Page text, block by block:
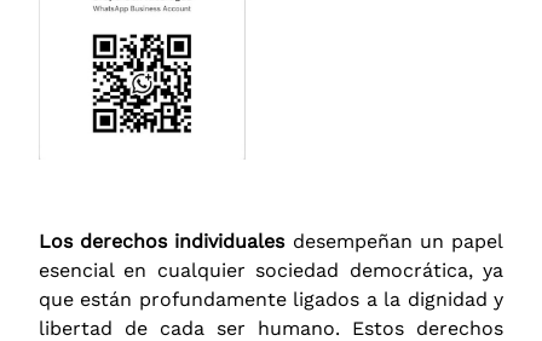
Los derechos individualesdesempeñan un papel
esencial en cualquier sociedad democrática, ya
que están profundamente ligados a la dignidad y
libertad de cada ser humano. Estos derechos